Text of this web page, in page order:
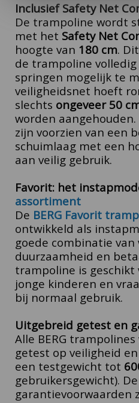
Inclusief Safety Net
De trampoline wordt
met het Safety Net
hoogte van 180 cm.
de trampoline
springen mogelijk te
veiligheidsnet hoeft
slechts ongeveer 50
worden aangehouden.
zijn voorzien van een
schuimlaag met een
aan veilig gebruik.
Favorit: het
assortiment
De BERG Favorit
ontwikkeld als
goede combinatie van
duurzaamheid en
trampoline is geschikt
jonge kinderen en
bij normaal gebruik.
Uitgebreid getest en
Alle BERG
getest op veiligheid
een testgewicht tot
gebruikersgewicht). De
garantievoorwaarden